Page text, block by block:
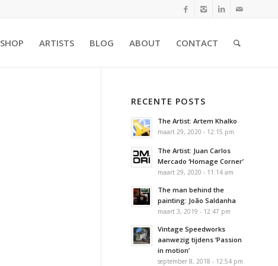
SHOP ARTISTS BLOG ABOUT CONTACT
RECENTE POSTS
The Artist: Artem Khalko
maart 29, 2020 - 12:15 pm
The Artist: Juan Carlos
Mercado ‘Homage Corner’
maart 29, 2020 - 11:14 am
The man behind the
painting: João Saldanha
maart 3, 2019 - 12:47 pm
Vintage Speedworks
aanwezig tijdens ‘Passion
in motion’
september 8, 2018 - 12:54 pm